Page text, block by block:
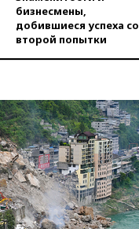
бизнесмены,
добившиеся успеха со
второй попытки